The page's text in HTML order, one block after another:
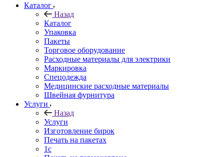
Каталог
Назад
Каталог
Упаковка
Пакеты
Торговое оборудование
Расходные материалы для электрики
Маркировка
Спецодежда
Медицинские расходные материалы
Швейная фурнитура
Услуги
Назад
Услуги
Изготовление бирок
Печать на пакетах
1c